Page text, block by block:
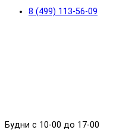
8 (499) 113-56-09
Будни с 10-00 до 17-00